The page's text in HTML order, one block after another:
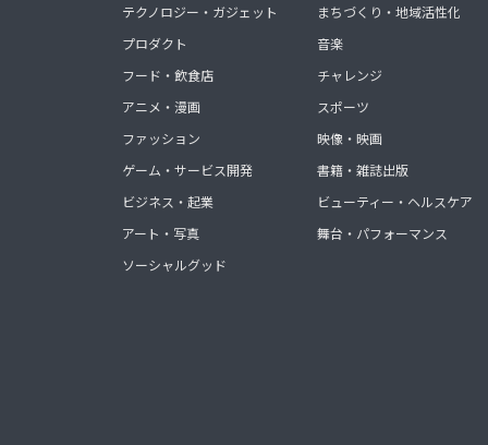
テクノロジー・ガジェット
プロダクト
フード・飲食店
アニメ・漫画
ファッション
ゲーム・サービス開発
ビジネス・起業
アート・写真
ソーシャルグッド
まちづくり・地域活性化
音楽
チャレンジ
スポーツ
映像・映画
書籍・雑誌出版
ビューティー・ヘルスケア
舞台・パフォーマンス